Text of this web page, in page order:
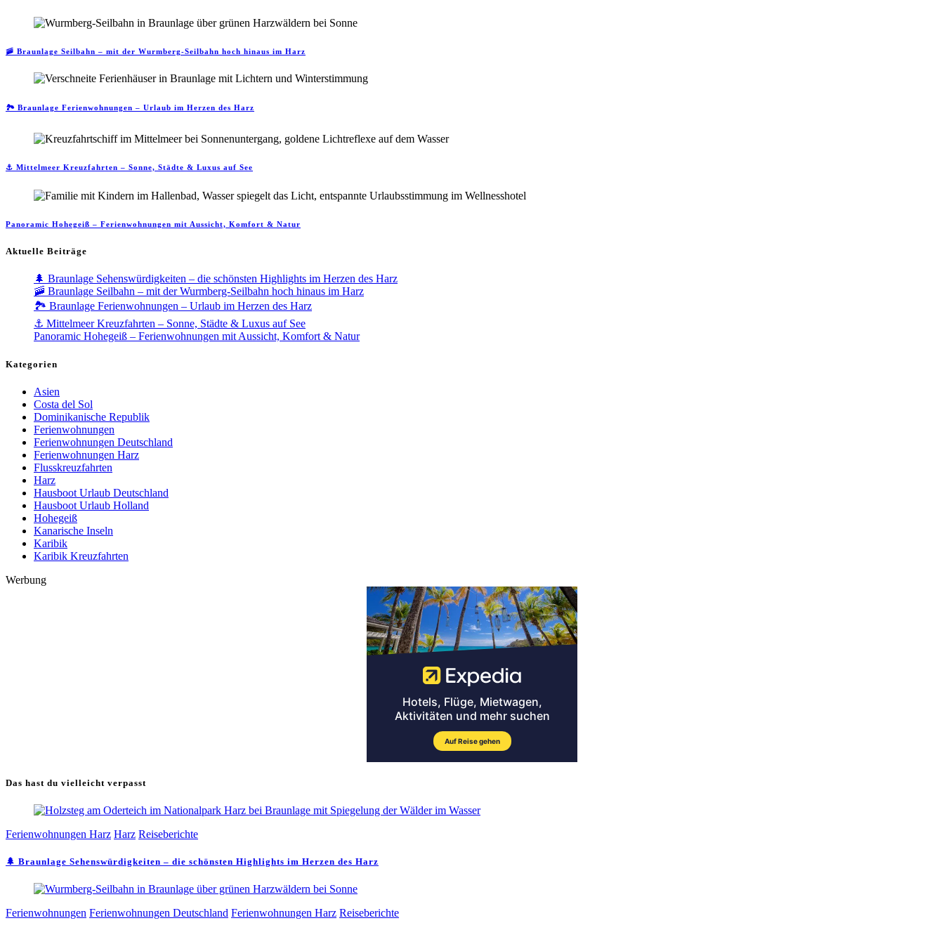
🚠 Braunlage Seilbahn – mit der Wurmberg-Seilbahn hoch hinaus im Harz
🏞️ Braunlage Ferienwohnungen – Urlaub im Herzen des Harz
⚓ Mittelmeer Kreuzfahrten – Sonne, Städte & Luxus auf See
Panoramic Hohegeiß – Ferienwohnungen mit Aussicht, Komfort & Natur
Aktuelle Beiträge
🌲 Braunlage Sehenswürdigkeiten – die schönsten Highlights im Herzen des Harz
🚠 Braunlage Seilbahn – mit der Wurmberg-Seilbahn hoch hinaus im Harz
🏞️ Braunlage Ferienwohnungen – Urlaub im Herzen des Harz
⚓ Mittelmeer Kreuzfahrten – Sonne, Städte & Luxus auf See
Panoramic Hohegeiß – Ferienwohnungen mit Aussicht, Komfort & Natur
Kategorien
Asien
Costa del Sol
Dominikanische Republik
Ferienwohnungen
Ferienwohnungen Deutschland
Ferienwohnungen Harz
Flusskreuzfahrten
Harz
Hausboot Urlaub Deutschland
Hausboot Urlaub Holland
Hohegeiß
Kanarische Inseln
Karibik
Karibik Kreuzfahrten
Werbung
Das hast du vielleicht verpasst
Ferienwohnungen Harz Harz Reiseberichte
🌲 Braunlage Sehenswürdigkeiten – die schönsten Highlights im Herzen des Harz
Ferienwohnungen Ferienwohnungen Deutschland Ferienwohnungen Harz Reiseberichte